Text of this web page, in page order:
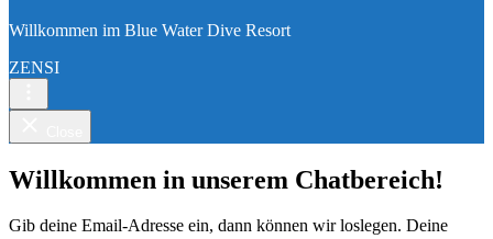
Willkommen im Blue Water Dive Resort
ZENSI
Willkommen in unserem Chatbereich!
Gib deine Email-Adresse ein, dann können wir loslegen. Deine